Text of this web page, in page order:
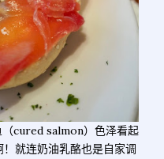
cured salmon）色泽看起
就连奶油乳酪也是自家调